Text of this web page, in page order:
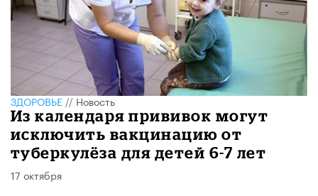
ЗДОРОВЬЕ//Новость
Из календаря прививок могут
исключить вакцинацию от
туберкулёза для детей 6-7 лет
17 октября